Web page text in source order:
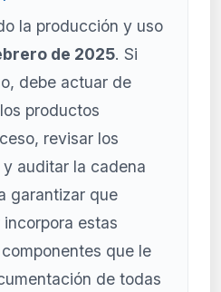
la producción y uso
de 2025. Si
debe actuar de
productos
revisar los
auditar la cadena
garantizar que
estas
que le
de todas